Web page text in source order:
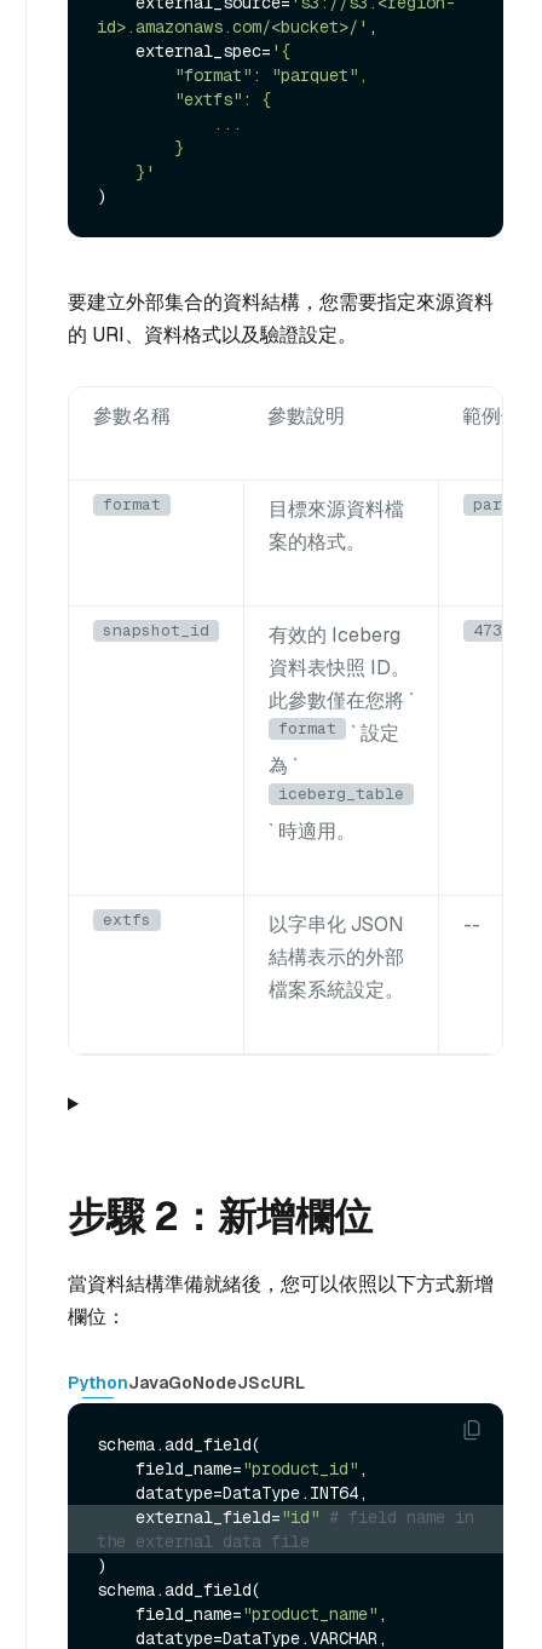
id>.amazonaws.com/<bucket>/' ,
    external_spec=
'{
    }'
要建立外部集合的資料結構，您需要指定來源資料
的 URI、資料格式以及驗證設定。
參數名稱 參數說明 範例值
format
目標來源資料檔
案的格式。
parquet
snapshot_id
有效的 Iceberg
資料表快照 ID。
此參數僅在您將 `
format
` 設定
為 `
iceberg_table
` 時適用。
extfs
以字串化 JSON
結構表示的外部
檔案系統設定。
--
步驟 2：新增欄位
當資料結構準備就緒後，您可以依照以下方式新增
欄位：
PythonJavaGoNodeJScURL
schema.add_field(
    field_name=
"product_id" ,
    external_field=
"id" # field name in
the external data file
)
schema.add_field(
    field_name=
"product_name" ,